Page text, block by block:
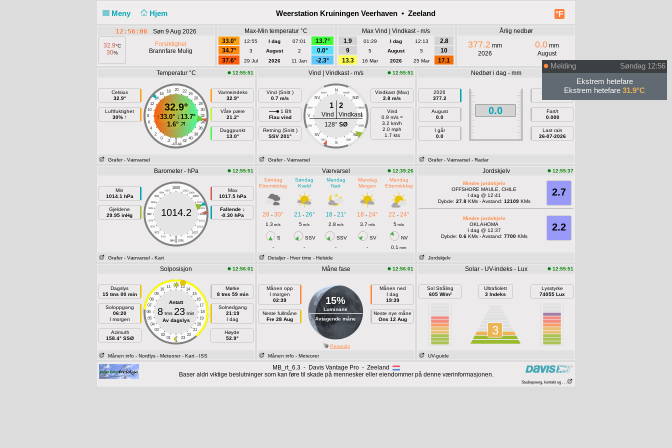
Meny Hjem °F
Weerstation Kruiningen Veerhaven • Zeeland
12:56:06
Søn 9 Aug 2026
32.9°C
30%
Forsiktighet
Brannfare Mulig
Max-Min temperatur °C
33.0°
12:55 I dag 07:01
13.7°
34.7°
3 August 2
0.0°
37.6°
29 Jul 2026 11 Jan -2.3°
Max Vind | Vindkast - m/s
1.9
01:29 I dag 12:13
2.8
9
5 August 5
10
13.3
16 Mar 2026 25 Mar 17.1
Årlig nedbør
377.2 mm
2026
0.0mm
August
Temperatur °C 12:55:51
Celsius
32.9°
Luftfuktighet
30% ↑
20
18 22
16
24
14
26
12
28
10
30
8
32
6
34
4
36
2
38
0
40
-2 42
|
-4 44
32.9°
↑33.0° ↓13.7°
1.6°
Varmeindeks
32.9°
Våte pære
21.2°
Duggpunkt
13.0°
Grafer - Værvarsel
Vind | Vindkast - m/s 12:55:51
Vind (Snitt )
0.7 m/s
1 Bft
Flau vind
Retning (Snitt )
SSV 201°
N
NNV NNØ
NV NØ
VNV ØNØ
V E
VSV ØSØ
SV SØ
SSV SSØ
S
1 2
Vind
Vindkast
128° SØ
Vindkast (Max)
2.8 m/s
Vind
0.9 m/s =
3.2 km/h
2.0 mph
1.7 kts
Grafer - Værvarsel
Nedbør i dag - mm 12:55:51
2026
377.2
August
0.0
I går
0.0
0.0
Siste time
Fart/t
0.000
Last rain
26-07-2026
Grafer - Værvarsel - Radar
Barometer - hPa 12:55:51
Min
1014.1 hPa
Gjeldene
29.95 inHg
1000
997 1003
994
1006
991
1009
988
1012
985
1015
982
1018
979
1021
976
1024
973
1027
970
1030
|
964 1036
1014.2
Max
1017.5 hPa
Fallende ↓
-0.30 hPa
Grafer - Værvarsel - Kart
Værvarsel
12:39:26
Søndag
Ettermiddag
Søndag
Kveld
Mandag
Natt
Mandag
Morgen
Mandag
Ettermiddag
28 - 30° 21 - 26° 18- 21° 18 - 24° 22 - 24°
1.3 m/s 5 m/s 2.8 m/s 3.7 m/s 5 m/s
S SSV SSV SV
NV
-
- - - 0.1 mm
Detaljer - Hver time - Helside
Jordskjelv 12:55:37
2.7
Mindre jordskjelv
OFFSHORE MAULE, CHILE
I dag @ 12:41
Dybde: 27.8KMs - Avstand: 12109KMs
2.2
Mindre jordskjelv
OKLAHOMA
I dag @ 12:37
Dybde: 0.6KMs - Avstand: 7700KMs
Jordskjelv
Solposisjon 12:56:01
Dagslys
15 tms 00 min
Soloppgang
06:20
I morgen
Azimuth
158.4° SSØ
11 13
10
14
09
15
08
16
07
17
06
18
05
19
04
20
03
21
02
22
01 23
Antatt
8 tms 23 min
Av dagslys
Mørke
8 tms 59 min
Solnedgang
21:19
I dag
Høyde
52.9°
Månen info - Nordlys - Meteorer - Kart - ISS
Måne fase 12:56:01
Månen opp
I morgen
02:39
Neste fullmåne
Fre 28 Aug
15%
Luminans
Avtagende måne
Månen ned
I dag
19:39
Neste nye måne
Ons 12 Aug
Perseids
Månen info - Meteorer
Solar - UV-indeks - Lux 12:55:51
Sol Stråling
605 W/m²
Ultrafiolett
3 Indeks
3
Lysstyrke
74055 Lux
UV-guide
MB_rt_6.3 - Davis Vantage Pro - Zeeland
Baser aldri viktige beslutninger som kan føre til skade på mennesker eller eiendommer på denne værinformasjonen.
Studiepoeng, kontakt og . . .
Melding
Søndag 12:56
Ekstrem hetefare
Ekstrem hetefare 31.9°C